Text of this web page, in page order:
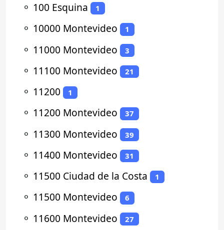
⚬ 100 Esquina 1
⚬ 10000 Montevideo 1
⚬ 11000 Montevideo 3
⚬ 11100 Montevideo 21
⚬ 11200 1
⚬ 11200 Montevideo 37
⚬ 11300 Montevideo 39
⚬ 11400 Montevideo 31
⚬ 11500 Ciudad de la Costa 1
⚬ 11500 Montevideo 6
⚬ 11600 Montevideo 27